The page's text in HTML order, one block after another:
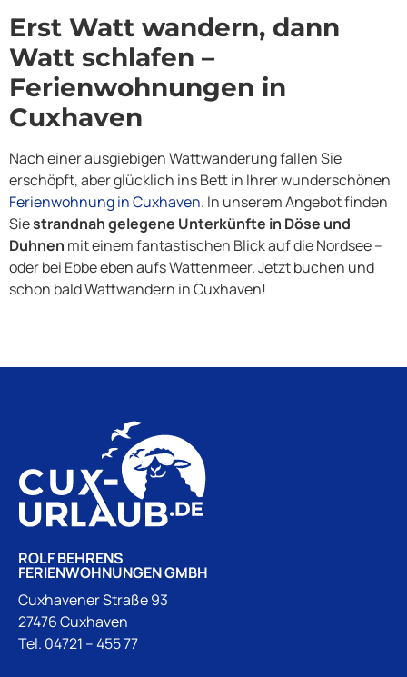
Erst Watt wandern, dann
Watt schlafen –
Ferienwohnungen in
Cuxhaven
Nach einer ausgiebigen Wattwanderung fallen Sie
erschöpft, aber glücklich ins Bett in Ihrer wunderschönen
Ferienwohnung in Cuxhaven. In unserem Angebot finden
Siestrandnah gelegene Unterkünfte in Döse und
Duhnen mit einem fantastischen Blick auf die Nordsee –
oder bei Ebbe eben aufs Wattenmeer. Jetzt buchen und
schon bald Wattwandern in Cuxhaven!
ROLF BEHRENS
FERIENWOHNUNGEN GMBH
Cuxhavener Straße 93
27476 Cuxhaven
Tel. 04721 – 455 77